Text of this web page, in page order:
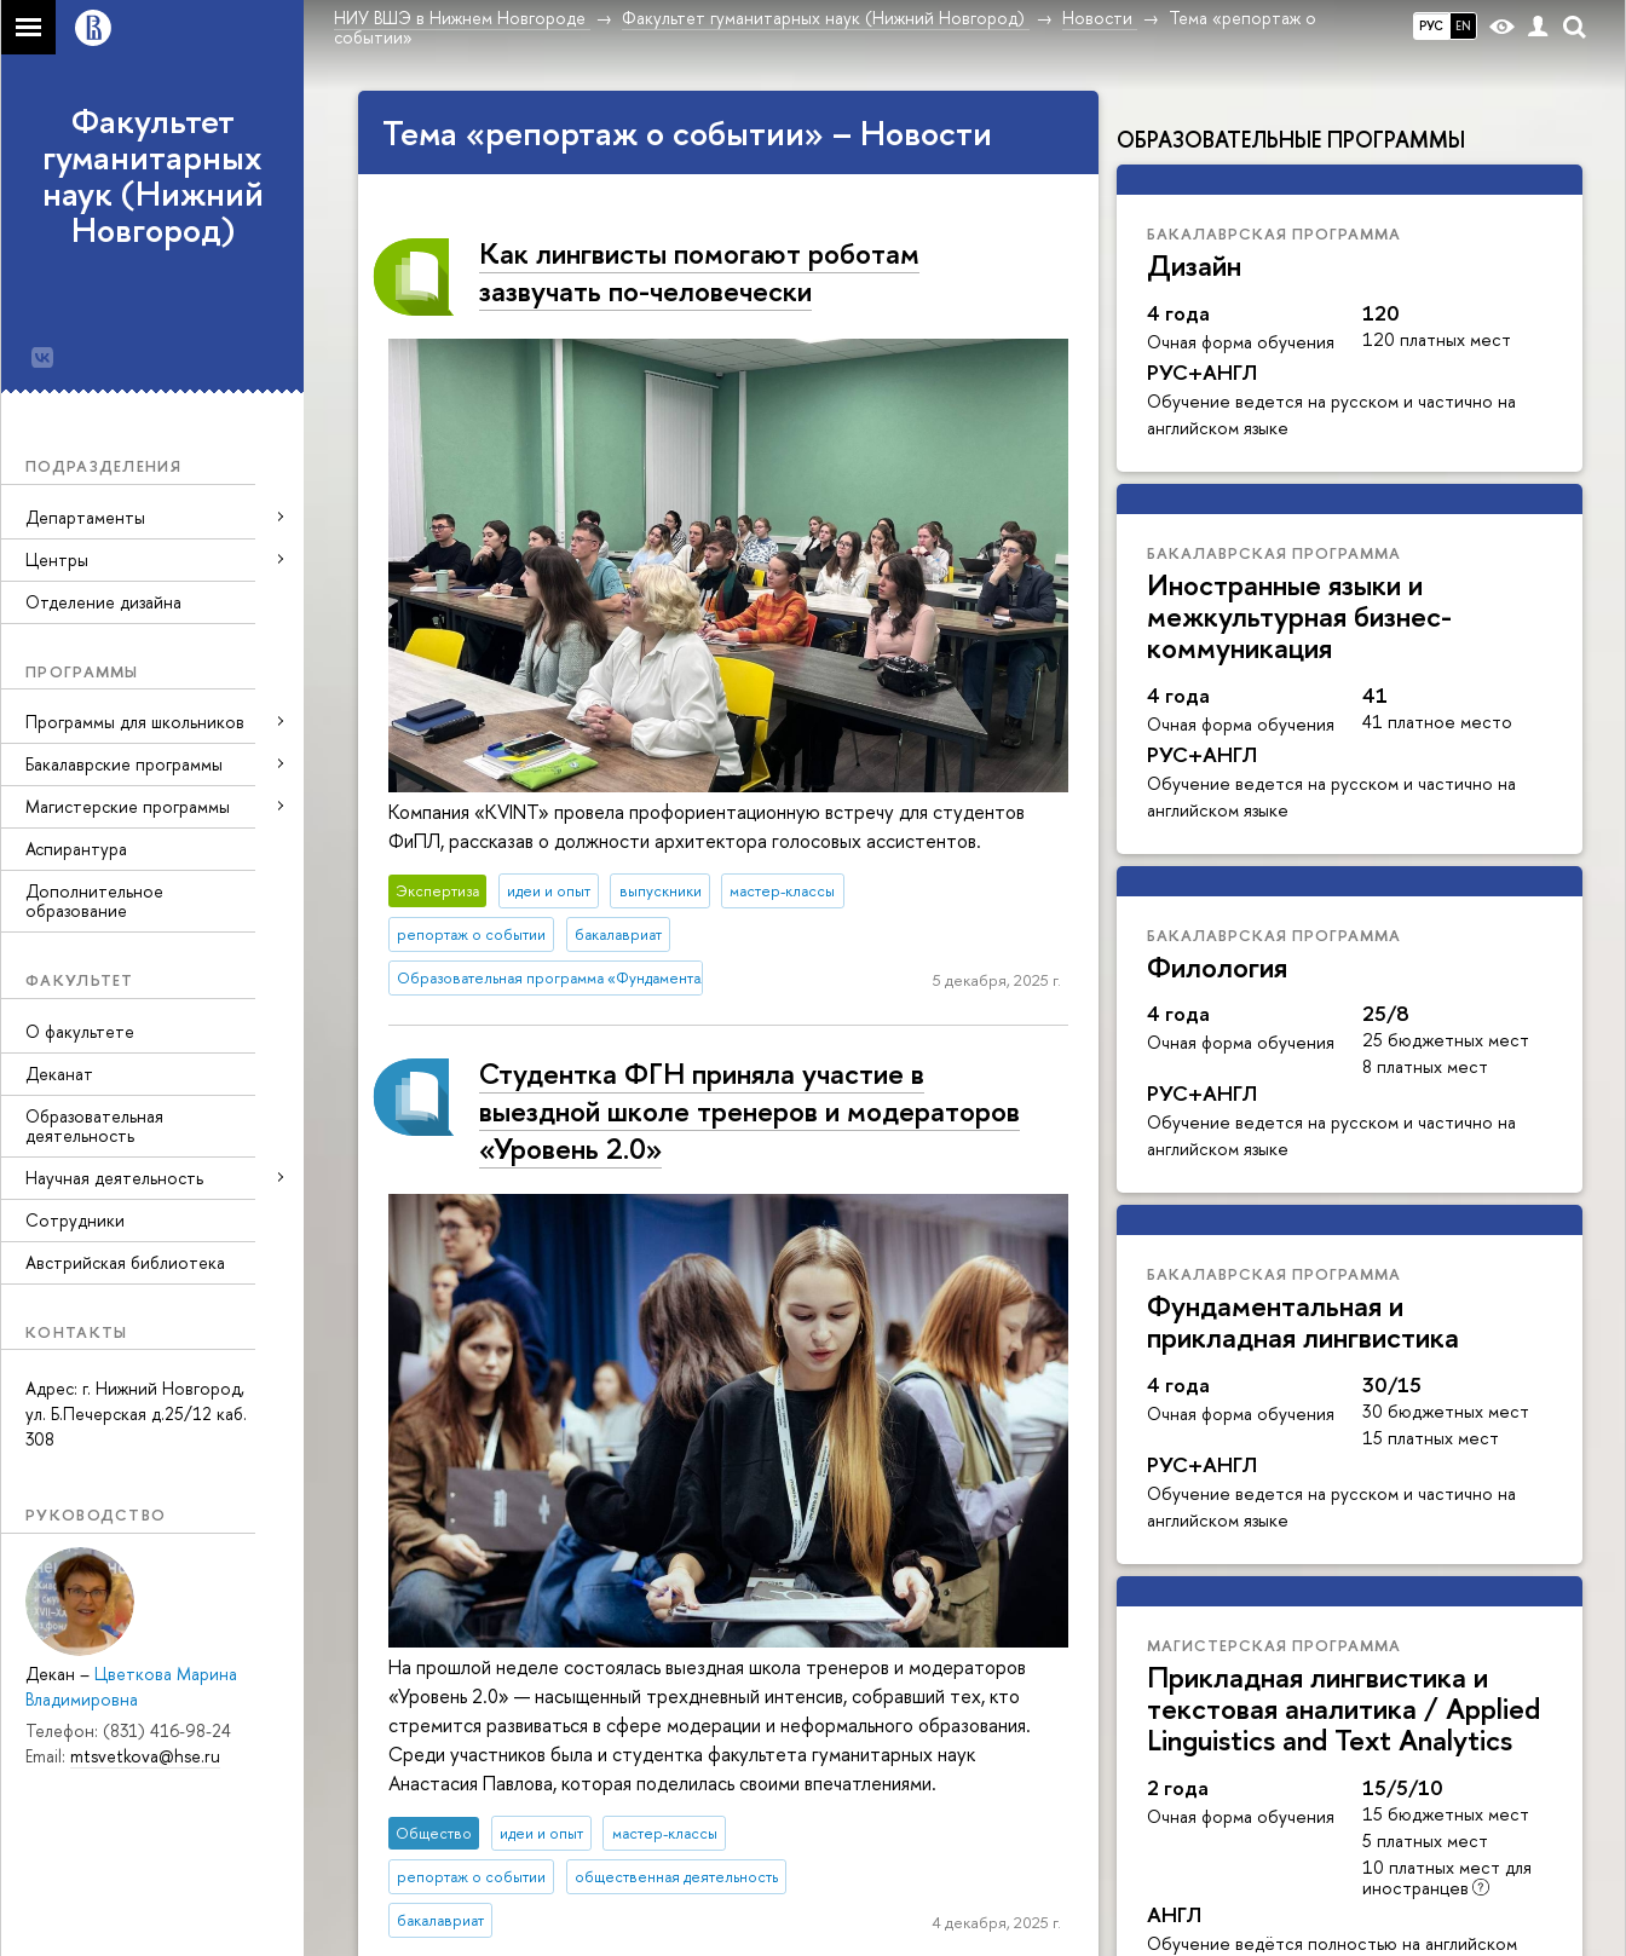
РУС EN
НИУ ВШЭ в Нижнем Новгороде Факультет гуманитарных наук (Нижний Новгород) Новости
Тема «репортаж о
событии»
Факультет
гуманитарных
наук (Нижний
Новгород)
ПОДРАЗДЕЛЕНИЯ
Департаменты
Центры
Отделение дизайна
ПРОГРАММЫ
Программы для школьников
Бакалаврские программы
Магистерские программы
Аспирантура
Дополнительное
образование
ФАКУЛЬТЕТ
О факультете
Деканат
Образовательная
деятельность
Научная деятельность
Сотрудники
Австрийская библиотека
КОНТАКТЫ
Адрес: г. Нижний Новгород,
ул. Б.Печерская д.25/12 каб.
308
РУКОВОДСТВО
Декан – Цветкова Марина
Владимировна
Телефон: (831) 416-98-24
Email: mtsvetkova@hse.ru
ОБРАЗОВАТЕЛЬНЫЕ ПРОГРАММЫ
БАКАЛАВРСКАЯ ПРОГРАММА
Дизайн
4 года
Очная форма обучения
120
120 платных мест
РУС+АНГЛ
Обучение ведется на русском и частично на
английском языке
БАКАЛАВРСКАЯ ПРОГРАММА
Иностранные языки и
межкультурная бизнес-
коммуникация
4 года
Очная форма обучения
41
41 платное место
РУС+АНГЛ
Обучение ведется на русском и частично на
английском языке
БАКАЛАВРСКАЯ ПРОГРАММА
Филология
4 года
Очная форма обучения
25/8
25 бюджетных мест
8 платных мест
РУС+АНГЛ
Обучение ведется на русском и частично на
английском языке
БАКАЛАВРСКАЯ ПРОГРАММА
Фундаментальная и
прикладная лингвистика
4 года
Очная форма обучения
30/15
30 бюджетных мест
15 платных мест
РУС+АНГЛ
Обучение ведется на русском и частично на
английском языке
МАГИСТЕРСКАЯ ПРОГРАММА
Прикладная лингвистика и
текстовая аналитика / Applied
Linguistics and Text Analytics
2 года
Очная форма обучения
15/5/10
15 бюджетных мест
5 платных мест
10 платных мест для
иностранцев
АНГЛ
Обучение ведётся полностью на английском
Тема «репортаж о событии» – Новости
Как лингвисты помогают роботам
зазвучать по-человечески
Компания «KVINT» провела профориентационную встречу для студентов
ФиПЛ, рассказав о должности архитектора голосовых ассистентов.
Экспертиза идеи и опыт выпускники мастер-классы
репортаж о событии бакалавриат
Образовательная программа «Фундаментальная и прикладная лингвистика»5 декабря, 2025 г.
Студентка ФГН приняла участие в
выездной школе тренеров и модераторов
«Уровень 2.0»
На прошлой неделе состоялась выездная школа тренеров и модераторов
«Уровень 2.0» — насыщенный трехдневный интенсив, собравший тех, кто
стремится развиваться в сфере модерации и неформального образования.
Среди участников была и студентка факультета гуманитарных наук
Анастасия Павлова, которая поделилась своими впечатлениями.
Общество идеи и опыт мастер-классы
репортаж о событии общественная деятельность
бакалавриат 4 декабря, 2025 г.